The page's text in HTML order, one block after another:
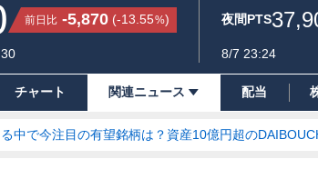
前日比 -5,870 (-13.55%) 夜間PTS
8/7 23:24
チャート 関連ニュース 配当
中で今注目の有望銘柄は？資産10億円超の